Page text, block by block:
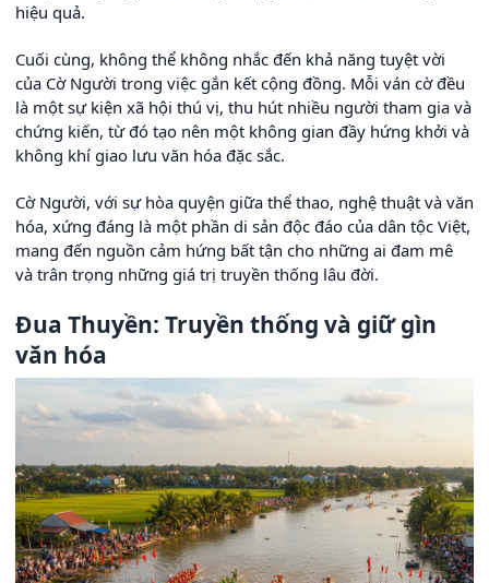
hiệu quả.
Cuối cùng, không thể không nhắc đến khả năng tuyệt vời
của Cờ Người trong việc gắn kết cộng đồng. Mỗi ván cờ đều
là một sự kiện xã hội thú vị, thu hút nhiều người tham gia và
chứng kiến, từ đó tạo nên một không gian đầy hứng khởi và
không khí giao lưu văn hóa đặc sắc.
Cờ Người, với sự hòa quyện giữa thể thao, nghệ thuật và văn
hóa, xứng đáng là một phần di sản độc đáo của dân tộc Việt,
mang đến nguồn cảm hứng bất tận cho những ai đam mê
và trân trọng những giá trị truyền thống lâu đời.
Đua Thuyền: Truyền thống và giữ gìn
văn hóa